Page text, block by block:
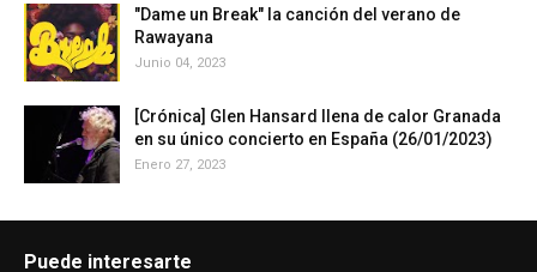
"Dame un Break" la canción del verano de
Rawayana
Junio 04, 2023
[Crónica] Glen Hansard llena de calor Granada
en su único concierto en España (26/01/2023)
Enero 27, 2023
Puede interesarte